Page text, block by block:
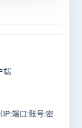
端
端口:账号:密